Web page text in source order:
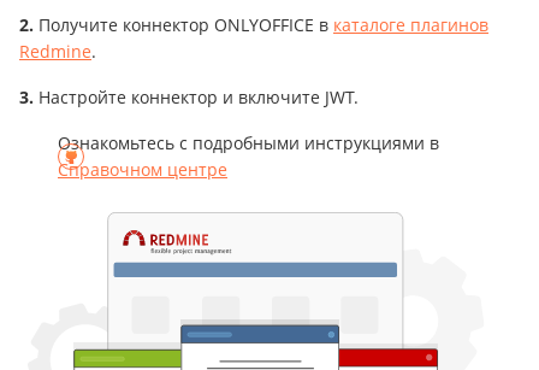
Получите коннектор ONLYOFFICE в каталоге плагинов
Redmine.
Настройте коннектор и включите JWT.
Ознакомьтесь с подробными инструкциями в
Справочном центре